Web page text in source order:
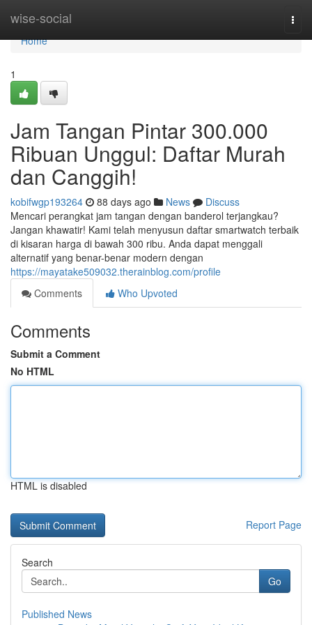
wise-social
Home
Home
1
Jam Tangan Pintar 300.000
Ribuan Unggul: Daftar Murah
dan Canggih!
kobifwgp193264 88 days ago News
Discuss
Mencari perangkat jam tangan dengan banderol terjangkau?
Jangan khawatir! Kami telah menyusun daftar smartwatch terbaik
di kisaran harga di bawah 300 ribu. Anda dapat menggali
alternatif yang benar-benar modern dengan
https://mayatake509032.therainblog.com/profile
Comments
Who Upvoted
Comments
Submit a Comment
No HTML
HTML is disabled
Report Page
Search
Go
Published News